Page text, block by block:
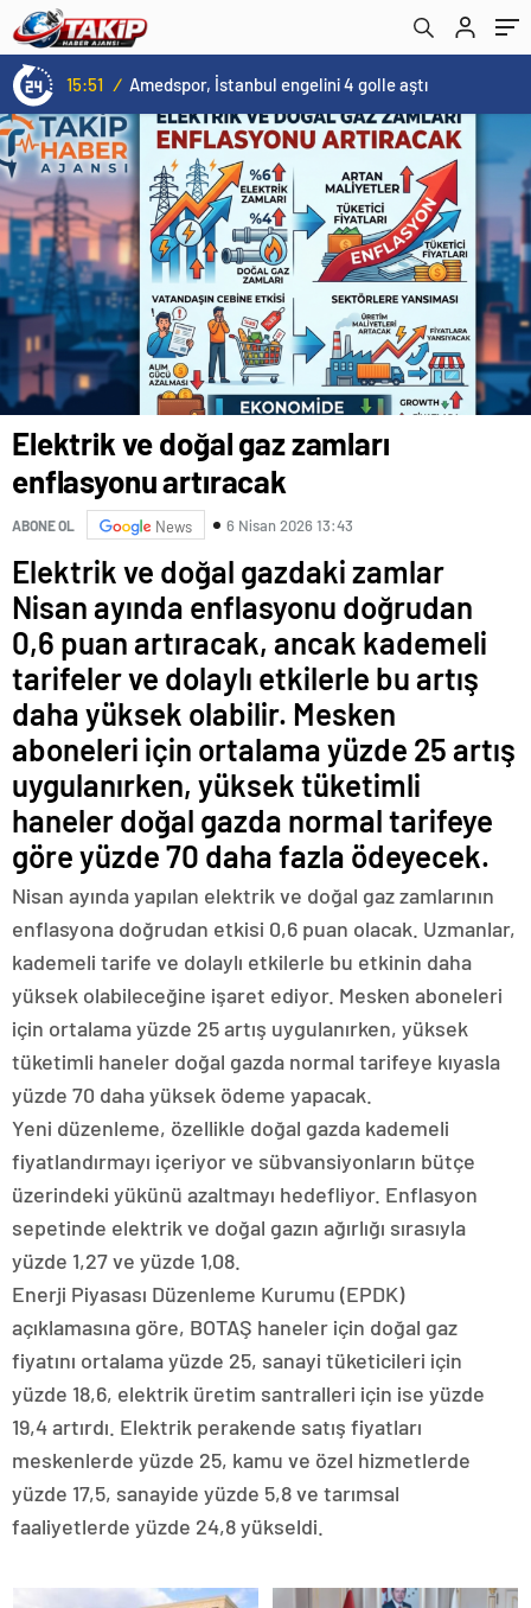
15:51 / Amedspor, İstanbul engelini 4 golle aştı
Elektrik ve doğal gaz zamları
enflasyonu artıracak
ABONE OL News 6 Nisan 2026 13:43
Elektrik ve doğal gazdaki zamlar
Nisan ayında enflasyonu doğrudan
0,6 puan artıracak, ancak kademeli
tarifeler ve dolaylı etkilerle bu artış
daha yüksek olabilir. Mesken
aboneleri için ortalama yüzde 25 artış
uygulanırken, yüksek tüketimli
haneler doğal gazda normal tarifeye
göre yüzde 70 daha fazla ödeyecek.
Nisan ayında yapılan elektrik ve doğal gaz zamlarının
enflasyona doğrudan etkisi 0,6 puan olacak. Uzmanlar,
kademeli tarife ve dolaylı etkilerle bu etkinin daha
yüksek olabileceğine işaret ediyor. Mesken aboneleri
için ortalama yüzde 25 artış uygulanırken, yüksek
tüketimli haneler doğal gazda normal tarifeye kıyasla
yüzde 70 daha yüksek ödeme yapacak.
Yeni düzenleme, özellikle doğal gazda kademeli
fiyatlandırmayı içeriyor ve sübvansiyonların bütçe
üzerindeki yükünü azaltmayı hedefliyor. Enflasyon
sepetinde elektrik ve doğal gazın ağırlığı sırasıyla
yüzde 1,27 ve yüzde 1,08.
Enerji Piyasası Düzenleme Kurumu (EPDK)
açıklamasına göre, BOTAŞ haneler için doğal gaz
fiyatını ortalama yüzde 25, sanayi tüketicileri için
yüzde 18,6, elektrik üretim santralleri için ise yüzde
19,4 artırdı. Elektrik perakende satış fiyatları
meskenlerde yüzde 25, kamu ve özel hizmetlerde
yüzde 17,5, sanayide yüzde 5,8 ve tarımsal
faaliyetlerde yüzde 24,8 yükseldi.